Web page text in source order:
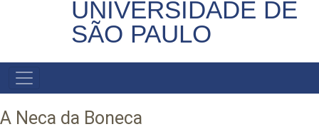
UNIVERSIDADE DE
SÃO PAULO
NAVEGADOR
PRINCIPAL
A Neca da Boneca